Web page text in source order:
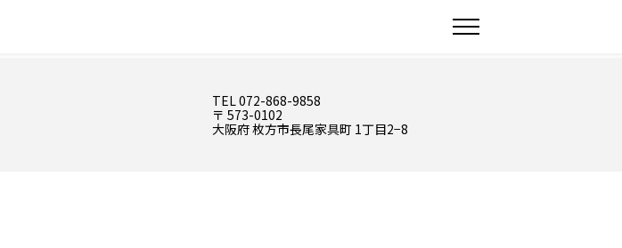
TEL 072-868-9858
〒 573-0102
大阪府 枚方市長尾家具町 1丁目2−8